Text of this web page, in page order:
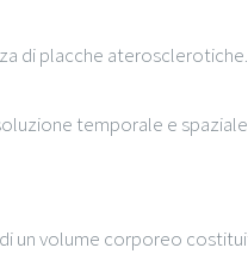
di placche aterosclerotiche.
temporale e
un volume corporeo